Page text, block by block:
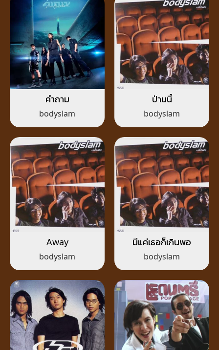
คำถาม
bodyslam
ป่านนี้
bodyslam
Away
bodyslam
มีแค่เธอก็เกินพอ
bodyslam